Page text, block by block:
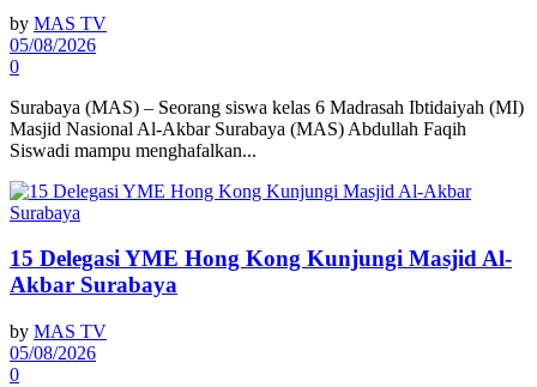
by MAS TV
05/08/2026
0
Surabaya (MAS) – Seorang siswa kelas 6 Madrasah Ibtidaiyah (MI)
Masjid Nasional Al-Akbar Surabaya (MAS) Abdullah Faqih
Siswadi mampu menghafalkan...
15 Delegasi YME Hong Kong Kunjungi Masjid Al-
Akbar Surabaya
by MAS TV
05/08/2026
0